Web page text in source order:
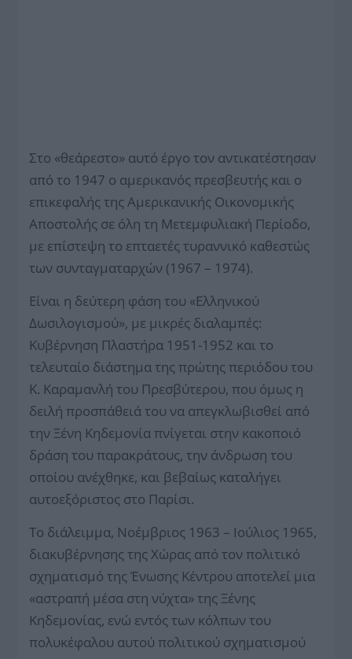
Στο «θεάρεστο» αυτό έργο τον αντικατέστησαν
από το 1947 ο αμερικανός πρεσβευτής και ο
επικεφαλής της Αμερικανικής Οικονομικής
Αποστολής σε όλη τη Μετεμφυλιακή Περίοδο,
με επίστεψη το επταετές τυραννικό καθεστώς
των συνταγματαρχών (1967 – 1974).
Είναι η δεύτερη φάση του «Ελληνικού
Δωσιλογισμού», με μικρές διαλαμπές:
Κυβέρνηση Πλαστήρα 1951-1952 και το
τελευταίο διάστημα της πρώτης περιόδου του
Κ. Καραμανλή του Πρεσβύτερου, που όμως η
δειλή προσπάθειά του να απεγκλωβισθεί από
την Ξένη Κηδεμονία πνίγεται στην κακοποιό
δράση του παρακράτους, την άνδρωση του
οποίου ανέχθηκε, και βεβαίως καταλήγει
αυτοεξόριστος στο Παρίσι.
Το διάλειμμα, Νοέμβριος 1963 – Ιούλιος 1965,
διακυβέρνησης της Χώρας από τον πολιτικό
σχηματισμό της Ένωσης Κέντρου αποτελεί μια
«αστραπή μέσα στη νύχτα» της Ξένης
Κηδεμονίας, ενώ εντός των κόλπων του
πολυκέφαλου αυτού πολιτικού σχηματισμού